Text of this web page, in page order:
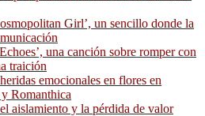
Girl’, un sencillo donde la
una canción sobre romper con
traición
emocionales en flores en
Romanthica
aislamiento y la pérdida de valor